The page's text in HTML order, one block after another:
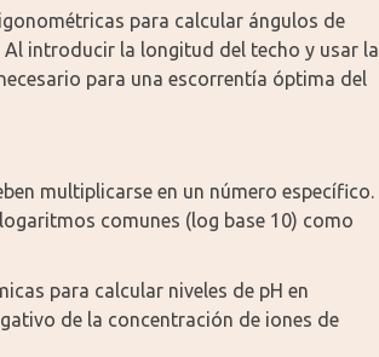
para calcular ángulos de
introducir la longitud del techo y usar la
para una escorrentía óptima del
multiplicarse en un número específico.
comunes (log base 10) como
para calcular niveles de pH en
de la concentración de iones de